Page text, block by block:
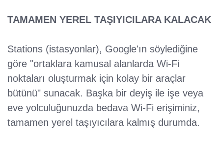
TAMAMEN YEREL TAŞIYICILARA KALACAK
Stations (istasyonlar), Google'ın söylediğine
göre "ortaklara kamusal alanlarda Wi-Fi
noktaları oluşturmak için kolay bir araçlar
bütünü" sunacak. Başka bir deyiş ile işe veya
eve yolculuğunuzda bedava Wi-Fi erişiminiz,
tamamen yerel taşıyıcılara kalmış durumda.